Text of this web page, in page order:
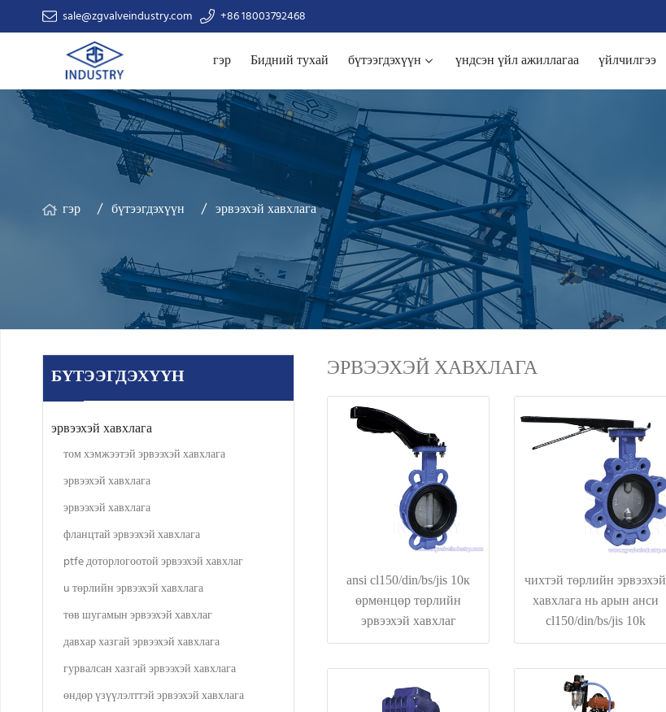
sale@zgvalveindustry.com +86 18003792468
гэр Бидний тухай бүтээгдэхүүн үндсэн үйл ажиллагаа үйлчилгээ
гэр бүтээгдэхүүн эрвээхэй хавхлага
БҮТЭЭГДЭХҮҮН
эрвээхэй хавхлага
том хэмжээтэй эрвээхэй хавхлага
эрвээхэй хавхлага
эрвээхэй хавхлага
фланцтай эрвээхэй хавхлага
ptfe доторлогоотой эрвээхэй хавхлаг
u төрлийн эрвээхэй хавхлага
төв шугамын эрвээхэй хавхлаг
давхар хазгай эрвээхэй хавхлага
гурвалсан хазгай эрвээхэй хавхлага
өндөр үзүүлэлттэй эрвээхэй хавхлага
ЭРВЭЭХЭЙ ХАВХЛАГА
ansi cl150/din/bs/jis 10к
өрмөнцөр төрлийн
эрвээхэй хавхлаг
чихтэй төрлийн эрвээхэй
хавхлага нь арын анси
cl150/din/bs/jis 10k